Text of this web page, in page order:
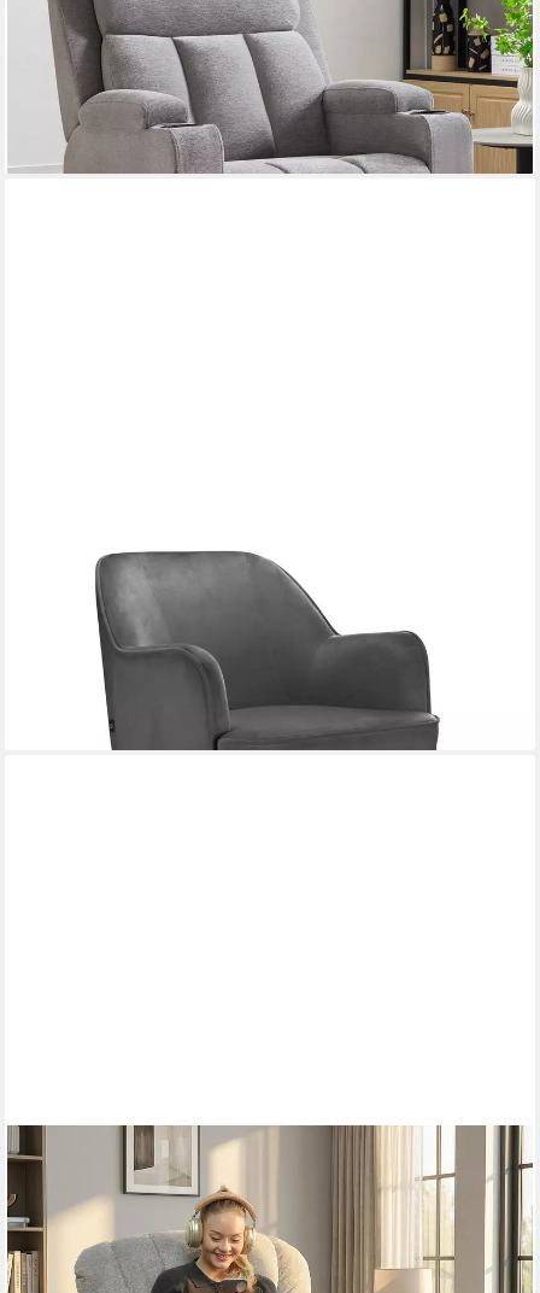
ab 249,99 € UVP299,99 €
-17%
lieferbar - in 3-4 Werktagen bei dir
Sessel Ritler, mit Relaxfunktion
499,99 €
lieferbar - in 4-5 Werktagen bei dir
HOMCOM
Relaxsessel Elektrischer Fernsehsessel TV Sessel mit
Liegefunktion (Set, 1-St., 1), 2 Memory-Positionen, USB, leiser
Motor
250,90 €
lieferbar - in 2-3 Werktagen bei dir